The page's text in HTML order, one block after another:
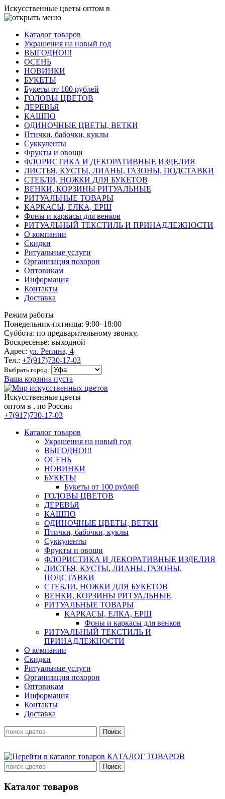
Искусственные цветы оптом в
Каталог товаров
Украшения на новый год
ВЫГОДНО!!!
ОСЕНЬ
НОВИНКИ
БУКЕТЫ
Букеты от 100 рублей
ГОЛОВЫ ЦВЕТОВ
ДЕРЕВЬЯ
КАШПО
ОДИНОЧНЫЕ ЦВЕТЫ, ВЕТКИ
Птички, бабочки, куклы
Суккуленты
Фрукты и овощи
ФЛОРИСТИКА И ДЕКОРАТИВНЫЕ ИЗДЕЛИЯ
ЛИСТЬЯ, КУСТЫ, ЛИАНЫ, ГАЗОНЫ, ПОДСТАВКИ
СТЕБЛИ, НОЖКИ ДЛЯ БУКЕТОВ
ВЕНКИ, КОРЗИНЫ РИТУАЛЬНЫЕ
РИТУАЛЬНЫЕ ТОВАРЫ
КАРКАСЫ, ЕЛКА, ЕРШ
Фоны и каркасы для венков
РИТУАЛЬНЫЙ ТЕКСТИЛЬ И ПРИНАДЛЕЖНОСТИ
О компании
Скидки
Ритуальные услуги
Организация похорон
Оптовикам
Информация
Контакты
Доставка
Режим работы
Понедельник-пятница: 9:00–18:00
Суббота: по предварительному звонку.
Воскресенье: выходной
Адрес: ул. Репина, 4
Тел.: +7(917)730-17-03
Выбрать город:
Ваша корзина пуста
Искусственные цветы
оптом в , по России
+7(917)730-17-03
Каталог товаров
Украшения на новый год
ВЫГОДНО!!!
ОСЕНЬ
НОВИНКИ
БУКЕТЫ
Букеты от 100 рублей
ГОЛОВЫ ЦВЕТОВ
ДЕРЕВЬЯ
КАШПО
ОДИНОЧНЫЕ ЦВЕТЫ, ВЕТКИ
Птички, бабочки, куклы
Суккуленты
Фрукты и овощи
ФЛОРИСТИКА И ДЕКОРАТИВНЫЕ ИЗДЕЛИЯ
ЛИСТЬЯ, КУСТЫ, ЛИАНЫ, ГАЗОНЫ,
ПОДСТАВКИ
СТЕБЛИ, НОЖКИ ДЛЯ БУКЕТОВ
ВЕНКИ, КОРЗИНЫ РИТУАЛЬНЫЕ
РИТУАЛЬНЫЕ ТОВАРЫ
КАРКАСЫ, ЕЛКА, ЕРШ
Фоны и каркасы для венков
РИТУАЛЬНЫЙ ТЕКСТИЛЬ И
ПРИНАДЛЕЖНОСТИ
О компании
Скидки
Ритуальные услуги
Организация похорон
Оптовикам
Информация
Контакты
Доставка
КАТАЛОГ ТОВАРОВ
Каталог товаров